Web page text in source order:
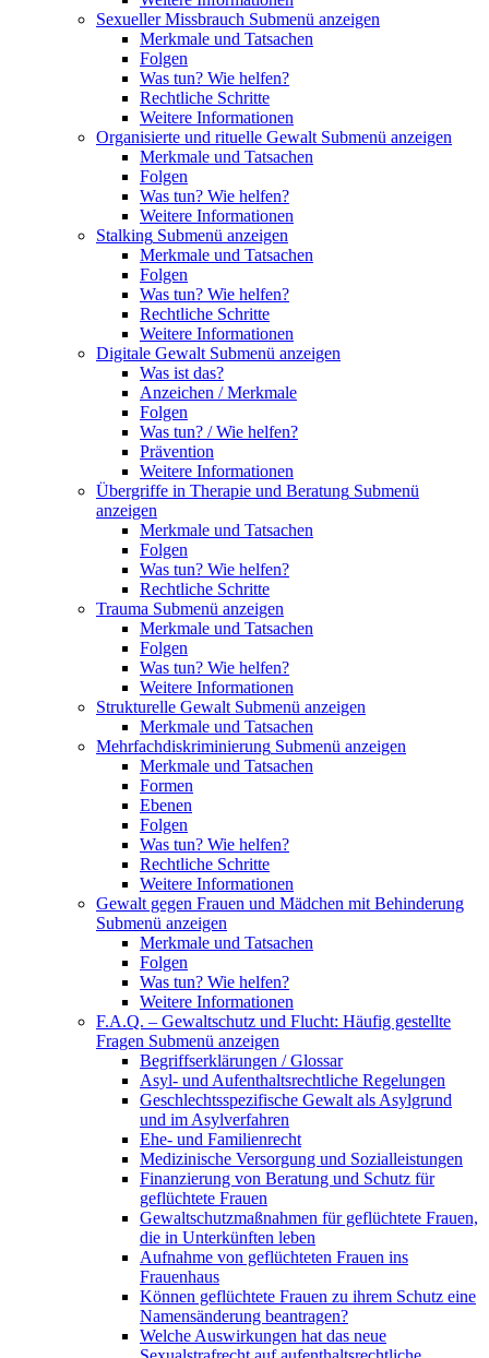
Sexueller Missbrauch Submenü anzeigen
Merkmale und Tatsachen
Folgen
Was tun? Wie helfen?
Rechtliche Schritte
Weitere Informationen
Organisierte und rituelle Gewalt Submenü anzeigen
Merkmale und Tatsachen
Folgen
Was tun? Wie helfen?
Weitere Informationen
Stalking Submenü anzeigen
Merkmale und Tatsachen
Folgen
Was tun? Wie helfen?
Rechtliche Schritte
Weitere Informationen
Digitale Gewalt Submenü anzeigen
Was ist das?
Anzeichen / Merkmale
Folgen
Was tun? / Wie helfen?
Prävention
Weitere Informationen
Übergriffe in Therapie und Beratung Submenü
anzeigen
Merkmale und Tatsachen
Folgen
Was tun? Wie helfen?
Rechtliche Schritte
Trauma Submenü anzeigen
Merkmale und Tatsachen
Folgen
Was tun? Wie helfen?
Weitere Informationen
Strukturelle Gewalt Submenü anzeigen
Merkmale und Tatsachen
Mehrfachdiskriminierung Submenü anzeigen
Merkmale und Tatsachen
Formen
Ebenen
Folgen
Was tun? Wie helfen?
Rechtliche Schritte
Weitere Informationen
Gewalt gegen Frauen und Mädchen mit Behinderung
Submenü anzeigen
Merkmale und Tatsachen
Folgen
Was tun? Wie helfen?
Weitere Informationen
F.A.Q. – Gewaltschutz und Flucht: Häufig gestellte
Fragen Submenü anzeigen
Begriffserklärungen / Glossar
Asyl- und Aufenthaltsrechtliche Regelungen
Geschlechtsspezifische Gewalt als Asylgrund
und im Asylverfahren
Ehe- und Familienrecht
Medizinische Versorgung und Sozialleistungen
Finanzierung von Beratung und Schutz für
geflüchtete Frauen
Gewaltschutzmaßnahmen für geflüchtete Frauen,
die in Unterkünften leben
Aufnahme von geflüchteten Frauen ins
Frauenhaus
Können geflüchtete Frauen zu ihrem Schutz eine
Namensänderung beantragen?
Welche Auswirkungen hat das neue